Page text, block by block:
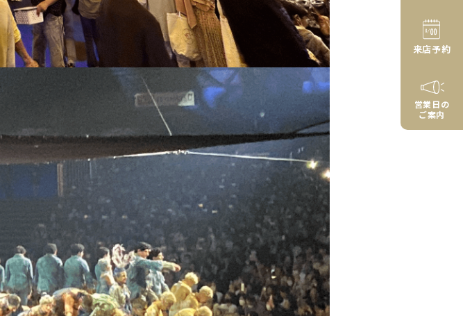
来店予約
営業日の
ご案内